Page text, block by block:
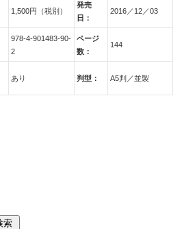
1,500円（税別）
発売
日：
2016／12／03
978-4-901483-90-
2
ページ
数：
144
あり 判型： A5判／並製